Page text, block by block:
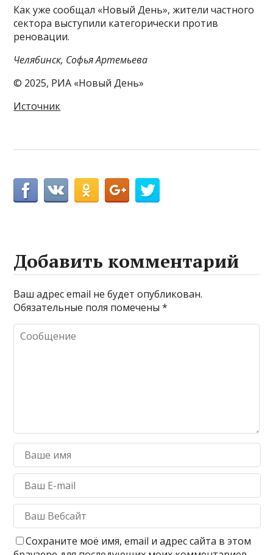
Как уже сообщал «Новый День», жители частного
сектора выступили категорически против
реновации.
Челябинск, Софья Артемьева
© 2025, РИА «Новый День»
Источник
Добавить комментарий
Ваш адрес email не будет опубликован.
Обязательные поля помечены*
Сохраните моё имя, email и адрес сайта в этом